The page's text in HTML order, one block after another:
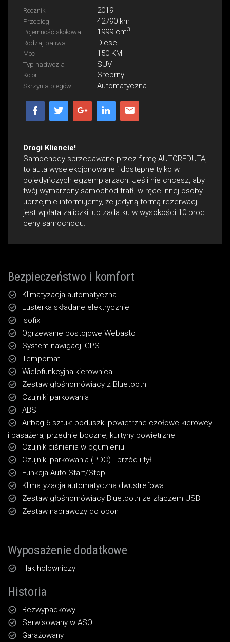
Rocznik 2019
Przebieg 42790 km
Pojemność skokowa 1999 cm3
Rodzaj paliwa Diesel
Moc 150 KM
Typ nadwozia SUV
Kolor Srebrny
Skrzynia biegów Automatyczna
Drogi Kliencie!
Samochody sprzedawane przez firmę AUTOREDUTA,
to auta wyselekcjonowane i dostępne tylko w
pojedyńczych egzemplarzach. Jeśli nie chcesz, aby
twój wymarzony samochód trafł‚ w ręce innej osoby -
uprzejmie informujemy, że jedyną formą rezerwacji
jest wpłata zaliczki lub zadatku w wysokości 10 proc.
ceny samochodu.
Bezpieczeństwo i komfort
Klimatyzacja automatyczna
Lusterka składane elektrycznie
Isofix
Ogrzewanie postojowe Webasto
System nawigacji GPS
Tempomat
Wielofunkcyjna kierownica
Zestaw głośnomówiący z Bluetooth
Czujniki parkowania
ABS
Airbag 6 sztuk: poduszki powietrzne czołowe kierowcy
i pasażera, przednie boczne, kurtyny powietrzne
Czujnik ciśnienia w ogumieniu
Czujniki parkowania (PDC) - przód i tył
Funkcja Auto Start/Stop
Klimatyzacja automatyczna dwustrefowa
Zestaw głośnomówiący Bluetooth ze złączem USB
Zestaw naprawczy do opon
Wyposażenie dodatkowe
Hak holowniczy
Historia
Bezwypadkowy
Serwisowany w ASO
Garażowany